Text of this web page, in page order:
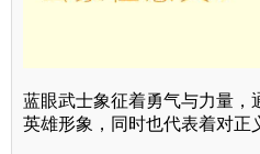
蓝眼武士象征着勇气与力量，
英雄形象，同时也代表着对正